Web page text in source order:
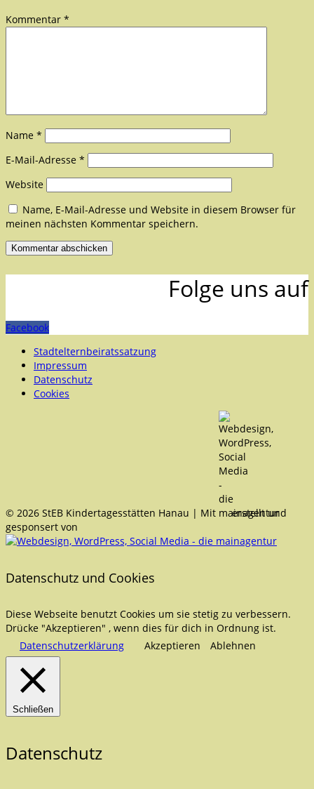
Kommentar *
Name *
E-Mail-Adresse *
Website
Name, E-Mail-Adresse und Website in diesem Browser für
meinen nächsten Kommentar speichern.
Folge uns auf
Facebook
Stadtelternbeiratssatzung
Impressum
Datenschutz
Cookies
© 2026 StEB Kindertagesstätten Hanau | Mit
erstellt und
gesponsert von
Datenschutz und Cookies
Diese Webseite benutzt Cookies um sie stetig zu verbessern.
Drücke "Akzeptieren" , wenn dies für dich in Ordnung ist.
Datenschutzerklärung
Akzeptieren Ablehnen
Schließen
Datenschutz